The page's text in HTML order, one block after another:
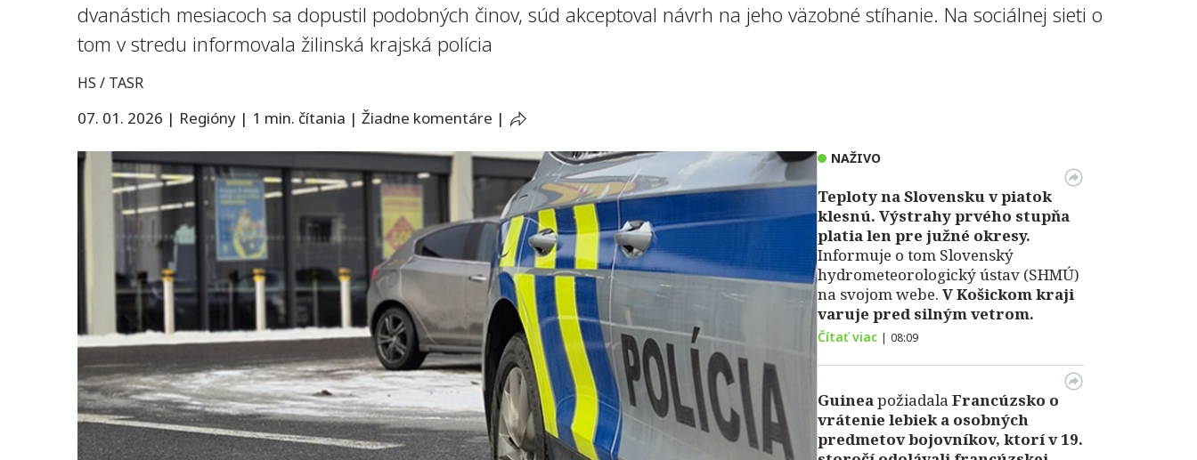
dvanástich mesiacoch sa dopustil podobných činov, súd akceptoval návrh na jeho väzobné stíhanie. Na sociálnej sieti o
tom v stredu informovala žilinská krajská polícia
HS / TASR
07. 01. 2026 | Regióny | 1 min. čítania | Žiadne komentáre |
NAŽIVO
Teploty na Slovensku v piatok
klesnú. Výstrahy prvého stupňa
platia len pre južné okresy.
Informuje o tom Slovenský
hydrometeorologický ústav (SHMÚ)
na svojom webe. V Košickom kraji
varuje pred silným vetrom.
Čítať viac | 08:09
Guineapožiadala Francúzsko o
vrátenie lebiek a osobných
predmetov bojovníkov, ktorí v 19.